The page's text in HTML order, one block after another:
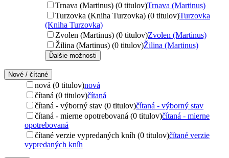
Trnava (Martinus) (0 titulov)Trnava (Martinus)
Turzovka (Kniha Turzovka) (0 titulov)Turzovka
(Kniha Turzovka)
Zvolen (Martinus) (0 titulov)Zvolen (Martinus)
Žilina (Martinus) (0 titulov)Žilina (Martinus)
Ďalšie možnosti
Nové / čítané
nová (0 titulov)nová
čítaná (0 titulov)čítaná
čítaná - výborný stav (0 titulov)čítaná - výborný stav
čítaná - mierne opotrebovaná (0 titulov)čítaná - mierne
opotrebovaná
čítané verzie vypredaných kníh (0 titulov)čítané verzie
vypredaných kníh